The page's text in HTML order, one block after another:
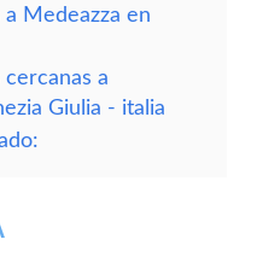
Medeazza en
a
Giulia - italia